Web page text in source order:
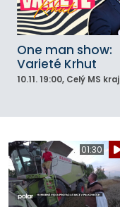
One man show:
Varieté Krhut
10.11. 19:00, Celý MS kraj
01:30